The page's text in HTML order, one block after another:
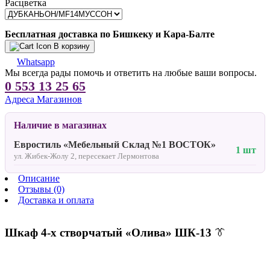
Расцветка
Бесплатная доставка по Бишкеку и Кара-Балте
В корзину
Whatsapp
Мы всегда рады помочь и ответить на любые ваши вопросы.
0 553 13 25 65
Адреса Магазинов
Наличие в магазинах
Евростиль «Мебельный Склад №1 ВОСТОК»
ул. Жибек-Жолу 2, пересекает Лермонтова
1 шт
Описание
Отзывы (0)
Доставка и оплата
Шкаф 4‑х створчатый «Олива» ШК-13 👔